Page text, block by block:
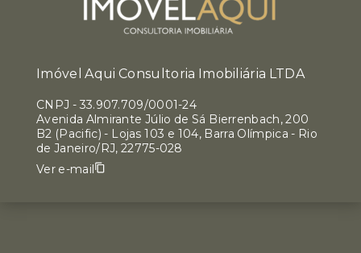
Imóvel Aqui Consultoria Imobiliária LTDA
CNPJ - 33.907.709/0001-24
Avenida Almirante Júlio de Sá Bierrenbach, 200
B2 (Pacific) - Lojas 103 e 104, Barra Olímpica - Rio
de Janeiro/RJ, 22775-028
Ver e-mail